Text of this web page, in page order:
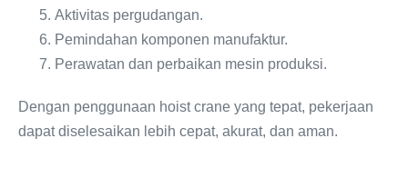
Aktivitas pergudangan.
Pemindahan komponen manufaktur.
Perawatan dan perbaikan mesin produksi.
Dengan penggunaan hoist crane yang tepat, pekerjaan
dapat diselesaikan lebih cepat, akurat, dan aman.